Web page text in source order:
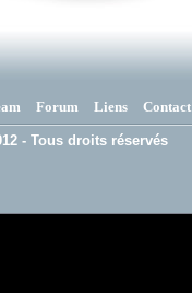
Forum Liens Contact
- Tous droits réservés